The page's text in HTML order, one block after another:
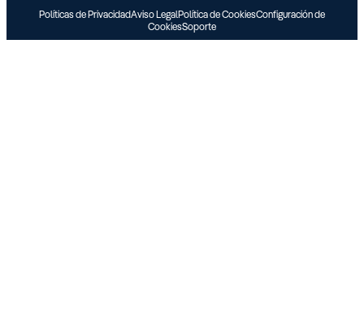
Políticas de PrivacidadAviso LegalPolítica de CookiesConfiguración de
CookiesSoporte